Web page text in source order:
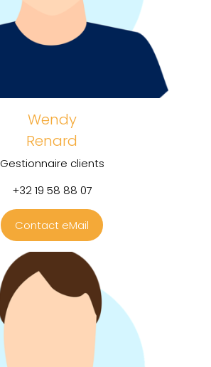
Wendy
Renard
Gestionnaire clients
+32 19 58 88 07
Contact eMail